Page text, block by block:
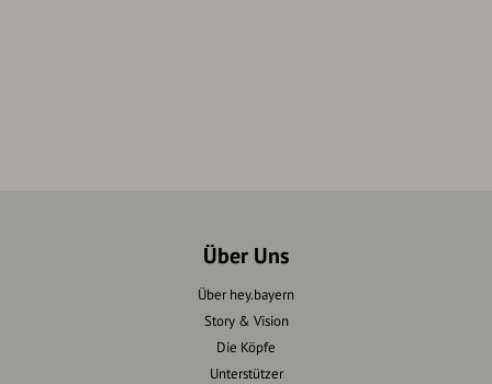
Über Uns
Über hey.bayern
Story & Vision
Die Köpfe
Unterstützer